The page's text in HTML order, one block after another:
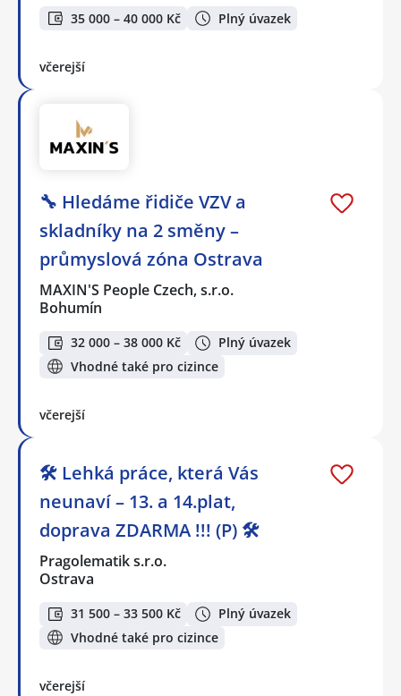
35 000 – 40 000 Kč Plný úvazek
včerejší
🔧 Hledáme řidiče VZV a
skladníky na 2 směny –
průmyslová zóna Ostrava
MAXIN'S People Czech, s.r.o.
Bohumín
32 000 – 38 000 Kč
Plný úvazek
Vhodné také pro cizince
včerejší
🛠️ Lehká práce, která Vás
neunaví – 13. a 14.plat,
doprava ZDARMA !!! (P) 🛠️
Pragolematik s.r.o.
Ostrava
31 500 – 33 500 Kč
Plný úvazek
Vhodné také pro cizince
včerejší